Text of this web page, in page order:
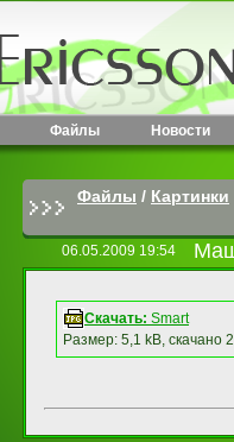
Файлы Новости
Файлы / Картинки
06.05.2009 19:54
Скачать: Smart
Размер: 5,1 kB, скачано